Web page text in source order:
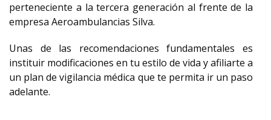
perteneciente a la tercera generación al frente de la
empresa Aeroambulancias Silva.
Unas de las recomendaciones fundamentales es
instituir modificaciones en tu estilo de vida y afiliarte a
un plan de vigilancia médica que te permita ir un paso
adelante.